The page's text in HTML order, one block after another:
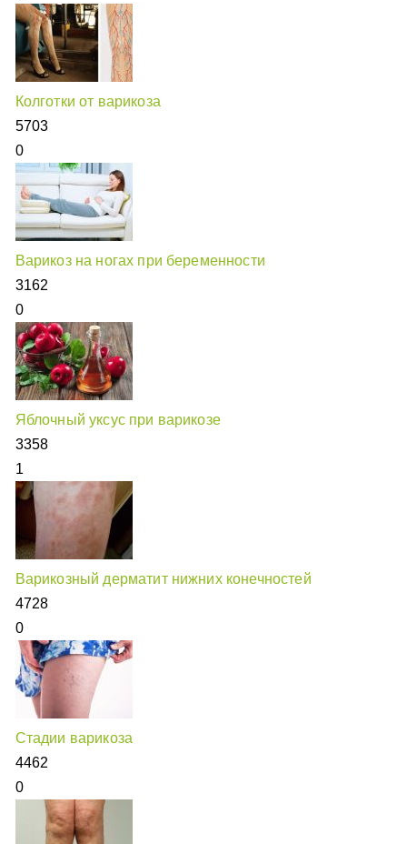
Колготки от варикоза
5703
0
Варикоз на ногах при беременности
3162
0
Яблочный уксус при варикозе
3358
1
Варикозный дерматит нижних конечностей
4728
0
Стадии варикоза
4462
0